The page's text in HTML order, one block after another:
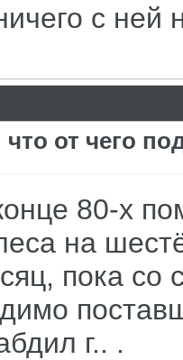
с ней
что от чего
80-х
на
пока со
г.. .